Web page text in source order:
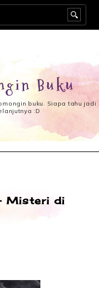
Buku
buku. Siapa tahu jadi
:D
Misteri di